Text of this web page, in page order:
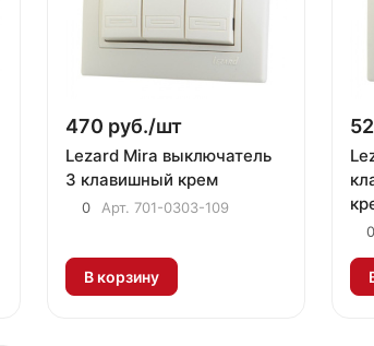
470 руб./шт
Lezard Mira выключатель
3 клавишный крем
0 Арт. 701-0303-109
В корзину
0